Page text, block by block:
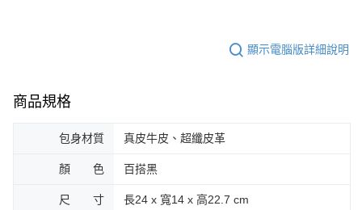
顯示電腦版詳細說明
商品規格
包身材質 真皮牛皮、超纖皮革
顏 色 百搭黑
尺 寸 長24 x 寬14 x 高22.7 cm